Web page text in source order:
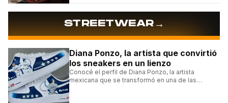
STREETWEAR→
Diana Ponzo, la artista que convirtió
los sneakers en un lienzo
Conocé el perfil de Diana Ponzo, la artista
mexicana que se transformó en una de las